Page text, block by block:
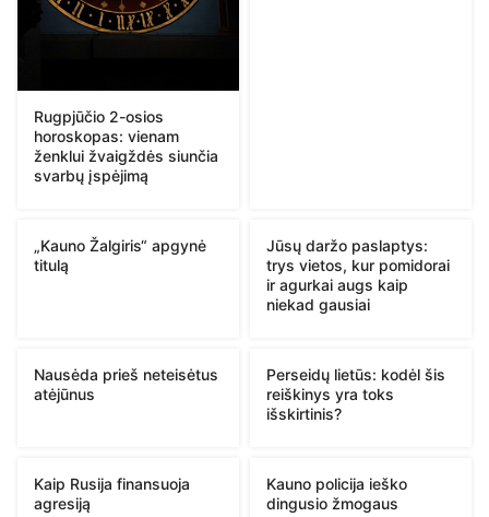
Rugpjūčio 2-osios
horoskopas: vienam
ženklui žvaigždės siunčia
svarbų įspėjimą
„Kauno Žalgiris“ apgynė
titulą
Jūsų daržo paslaptys:
trys vietos, kur pomidorai
ir agurkai augs kaip
niekad gausiai
Nausėda prieš neteisėtus
atėjūnus
Perseidų lietūs: kodėl šis
reiškinys yra toks
išskirtinis?
Kaip Rusija finansuoja
agresiją
Kauno policija ieško
dingusio žmogaus